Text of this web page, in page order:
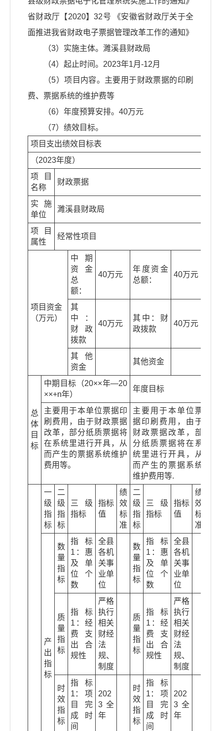
省财政厅【2020】32号 《安徽省财政厅关于全
面推进我省财政电子票据管理改革工作的通知》
（3）实施主体。濉溪县财政局
（4）起止时间。2023年1月-12月
（5）项目内容。主要用于财政票据的印刷
费、票据系统的维护费等
（6）年度预算安排。40万元
（7）绩效目标。
项目支出绩效目标表
（2023年度）
项目
名称
财政票据
实施
单位
濉溪县财政局
项目
属性
经常性项目
项目资金
（万元）
中期
资金
总
额：
40万元
年度资金
总额：
40万元
其
中：
财政
拨款
40万元
其中：财
政拨款
40万元
其他
资金
其他资金
总
体
目
标
中期目标（20××年—20
××+n年）
年度目标
主要用于本单位票据印
刷费用，由于财政票据
改革，部分纸质票据将
在系统里进行开具，从
而产生的票据系统维护
费用等。
主要用于本单位票
据印刷费用，由于
财政票据改革，部
分纸质票据将在系
统里进行开具，从
而产生的票据系统
维护费用等.
一
级
指
标
二
级
指
标
三级
指标
指标
值
绩
效
标
准
二
级
指
标
三级
指标
指标
值
绩
效
标
准
产
出
指
标
数
量
指
标
指标
1：惠
及单
位个
数
全县
各机
关事
业单
位
数
量
指
标
指标
1：惠
及单
位个
数
全县
各机
关事
业单
位
质
量
指
标
指标
1：经
费支
出合
规性
严格
执行
相关
财经
法
规、
制度
质
量
指
标
指标
1：经
费支
出合
规性
严格
执行
相关
财经
法
规、
制度
时
效
指
标
指标
1： 项
目完
成时
间
202
3全
年
时
效
指
标
指标
1： 项
目完
成时
间
202
3全
年